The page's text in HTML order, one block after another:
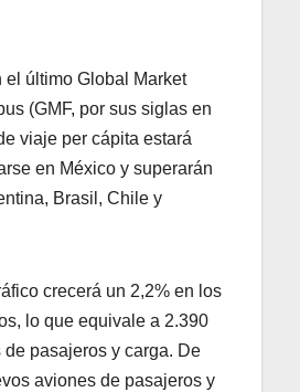
el último Global Market
(GMF, por sus siglas en
viaje per cápita estará
en México y superarán
Brasil, Chile y
crecerá un 2,2% en los
lo que equivale a 2.390
pasajeros y carga. De
aviones de pasajeros y